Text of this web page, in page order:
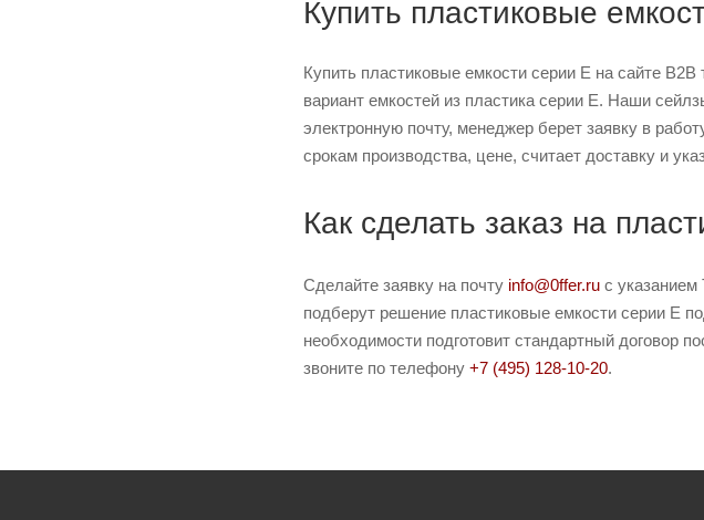
Купить пластиковые
Купить пластиковые емкости серии E на сайте B2B
вариант емкостей из пластика серии E. Наши
электронную почту, менеджер берет заявку в
срокам производства, цене, считает доставку и
Как сделать заказ на
Сделайте заявку на почту info@0ffer.ru с
подберут решение пластиковые емкости серии E
необходимости подготовит стандартный договор
звоните по телефону +7 (495) 128-10-20.